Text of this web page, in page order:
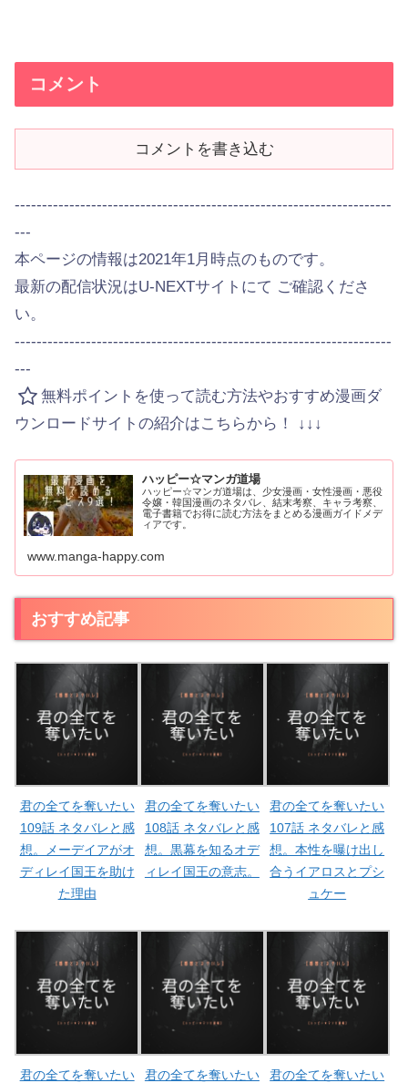
コメント
コメントを書き込む
---------------------------------------------------------------------
---
本ページの情報は2021年1月時点のものです。
最新の配信状況はU-NEXTサイトにて ご確認くださ
い。
---------------------------------------------------------------------
---
無料ポイントを使って読む方法やおすすめ漫画ダ
ウンロードサイトの紹介はこちらから！ ↓↓↓
ハッピー☆マンガ道場
ハッピー☆マンガ道場は、少女漫画・女性漫画・悪役
令嬢・韓国漫画のネタバレ、結末考察、キャラ考察、
電子書籍でお得に読む方法をまとめる漫画ガイドメデ
ィアです。
www.manga-happy.com
おすすめ記事
君の全てを奪いたい
109話 ネタバレと感
想。メーデイアがオ
ディレイ国王を助け
た理由
君の全てを奪いたい
108話 ネタバレと感
想。黒幕を知るオデ
ィレイ国王の意志。
君の全てを奪いたい
107話 ネタバレと感
想。本性を曝け出し
合うイアロスとプシ
ュケー
君の全てを奪いたい
君の全てを奪いたい
君の全てを奪いたい